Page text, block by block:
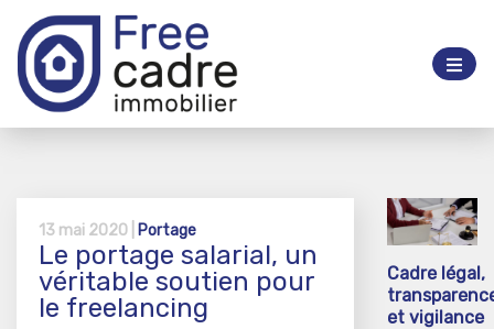
13 mai 2020 | Portage
Le portage salarial, un
véritable soutien pour
le freelancing
Cadre légal,
et vigilance